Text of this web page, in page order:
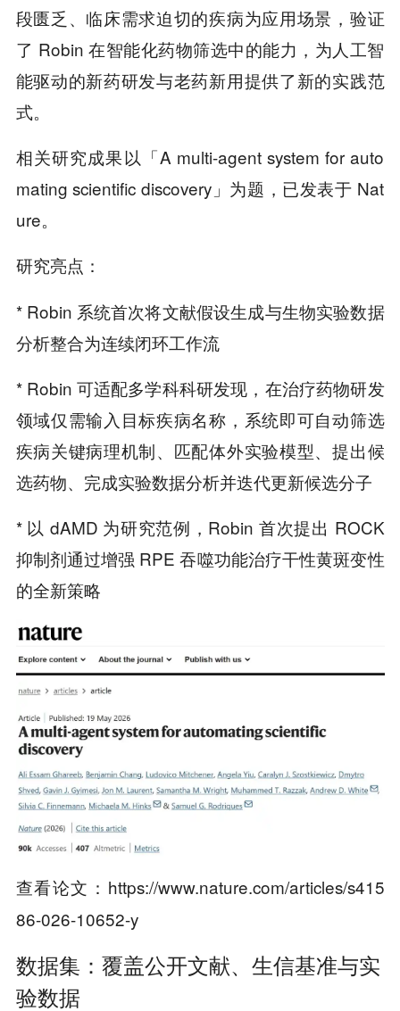
段匮乏、临床需求迫切的疾病为应用场景，验证
了 Robin 在智能化药物筛选中的能力，为人工智
能驱动的新药研发与老药新用提供了新的实践范
式。
相关研究成果以「A multi-agent system for auto
mating scientific discovery」为题，已发表于 Nat
ure。
研究亮点：
* Robin 系统首次将文献假设生成与生物实验数据
分析整合为连续闭环工作流
* Robin 可适配多学科科研发现，在治疗药物研发
领域仅需输入目标疾病名称，系统即可自动筛选
疾病关键病理机制、匹配体外实验模型、提出候
选药物、完成实验数据分析并迭代更新候选分子
* 以 dAMD 为研究范例，Robin 首次提出 ROCK
抑制剂通过增强 RPE 吞噬功能治疗干性黄斑变性
的全新策略
查看论文： https://www.nature.com/articles/s415
86-026-10652-y
数据集：覆盖公开文献、生信基准与实
验数据